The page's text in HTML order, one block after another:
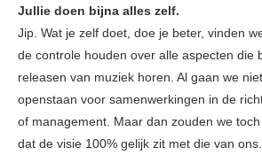
Jullie doen bijna alles zelf.
Jip. Wat je zelf doet, doe je beter, vinden
de controle houden over alle aspecten die
releasen van muziek horen. Al gaan we
openstaan voor samenwerkingen in de
of management. Maar dan zouden we
dat de visie 100% gelijk zit met die van